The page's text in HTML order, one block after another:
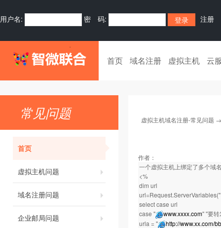
用户名: 密 码: 注册
首页 域名注册 虚拟主机 云
常见问题
首页
虚拟主机问题
域名注册问题
企业邮局问题
虚拟主机域名注册-常见问题
作者：
一个虚拟主机上绑定了多个域
<%
dim url
select case url
case "
www.xxxx.com" ''要
urla = "
http://www.xx.com/